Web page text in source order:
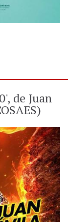
de Juan